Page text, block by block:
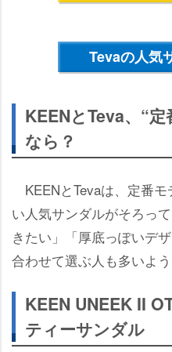
Tevaの人気
KEENとTeva、“
なら？
KEENとTevaは、定番
い人気サンダルがそろっ
きたい」「厚底っぽいデ
合わせて選ぶ人も多いよう
KEEN UNEEK II
ティーサンダル